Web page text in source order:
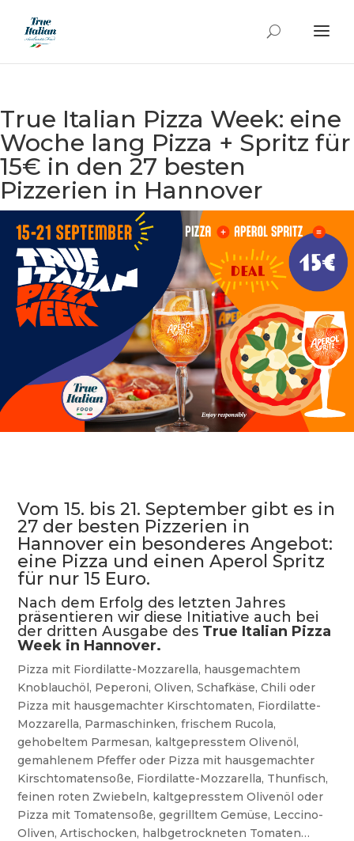
True Italian Pizza Week: eine
Woche lang Pizza + Spritz für
15€ in den 27 besten
Pizzerien in Hannover
Vom 15. bis 21. September gibt es in
27 der besten Pizzerien in
Hannover ein besonderes Angebot:
eine Pizza und einen Aperol Spritz
für nur 15 Euro.
Nach dem Erfolg des letzten Jahres
präsentieren wir diese Initiative auch bei
der dritten Ausgabe des True Italian Pizza
Week in Hannover.
Pizza mit Fiordilatte-Mozzarella, hausgemachtem
Knoblauchöl, Peperoni, Oliven, Schafkäse, Chili oder
Pizza mit hausgemachter Kirschtomaten, Fiordilatte-
Mozzarella, Parmaschinken, frischem Rucola,
gehobeltem Parmesan, kaltgepresstem Olivenöl,
gemahlenem Pfeffer oder Pizza mit hausgemachter
Kirschtomatensoße, Fiordilatte-Mozzarella, Thunfisch,
feinen roten Zwiebeln, kaltgepresstem Olivenöl oder
Pizza mit Tomatensoße, gegrilltem Gemüse, Leccino-
Oliven, Artischocken, halbgetrockneten Tomaten…